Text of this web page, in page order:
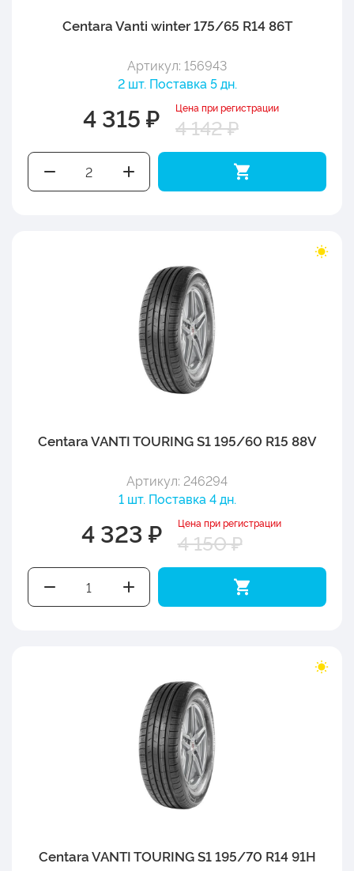
Centara Vanti winter 175/65 R14 86T
Артикул: 156943
2 шт. Поставка 5 дн.
4 315 ₽ Цена при регистрации
4 142 ₽
Centara VANTI TOURING S1 195/60 R15 88V
Артикул: 246294
1 шт. Поставка 4 дн.
4 323 ₽ Цена при регистрации
4 150 ₽
Centara VANTI TOURING S1 195/70 R14 91H